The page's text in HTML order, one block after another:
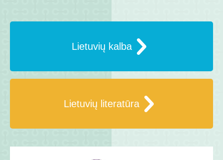
Lietuvių kalba
Lietuvių literatūra